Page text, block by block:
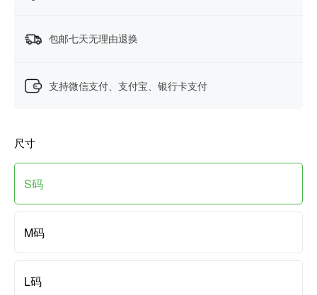
包邮七天无理由退换
支持微信支付、支付宝、银行卡支付
尺寸
S码
M码
L码